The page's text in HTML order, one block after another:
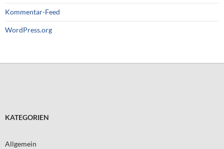
Kommentar-Feed
WordPress.org
KATEGORIEN
Allgemein